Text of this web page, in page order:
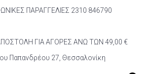
ΠΑΡΑΓΓΕΛΙΕΣ 2310 846790
ΓΙΑ ΑΓΟΡΕΣ ΑΝΩ ΤΩΝ 49,00 €
Παπανδρέου 27, Θεσσαλονίκη